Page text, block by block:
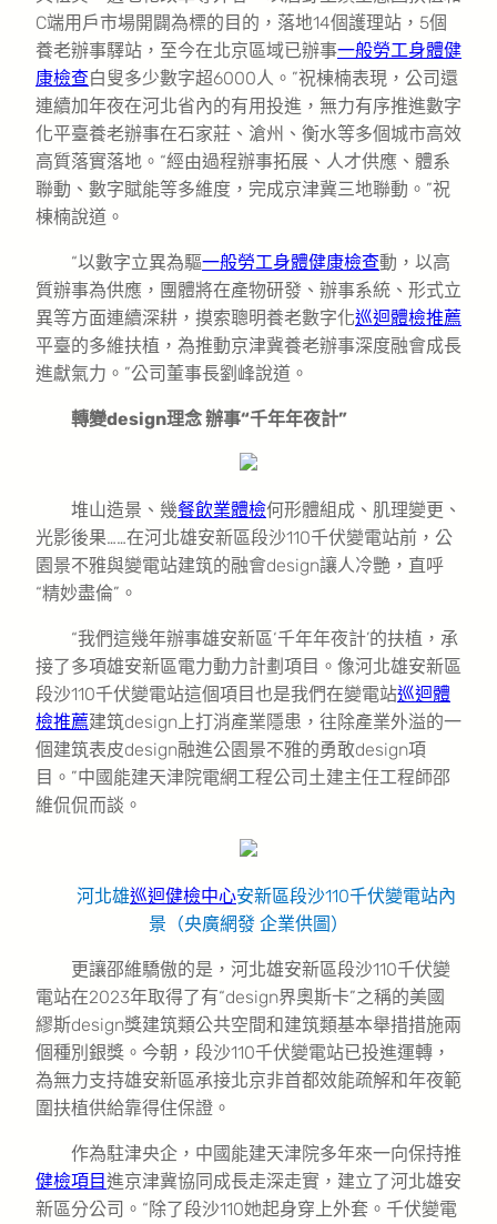
C端用戶市場開闢為標的目的，落地14個護理站，5個
養老辦事驛站，至今在北京區域已辦事一般勞工身體健
康檢查白叟多少數字超6000人。”祝棟楠表現，公司還
連續加年夜在河北省內的有用投進，無力有序推進數字
化平臺養老辦事在石家莊、滄州、衡水等多個城市高效
高質落實落地。“經由過程辦事拓展、人才供應、體系
聯動、數字賦能等多維度，完成京津冀三地聯動。”祝
棟楠說道。
“以數字立異為驅一般勞工身體健康檢查動，以高
質辦事為供應，團體將在產物研發、辦事系統、形式立
異等方面連續深耕，摸索聰明養老數字化巡迴體檢推薦
平臺的多維扶植，為推動京津冀養老辦事深度融會成長
進獻氣力。”公司董事長劉峰說道。
轉變design理念 辦事“千年年夜計”
堆山造景、幾餐飲業體檢何形體組成、肌理變更、
光影後果……在河北雄安新區段沙110千伏變電站前，公
園景不雅與變電站建筑的融會design讓人冷艷，直呼
“精妙盡倫”。
“我們這幾年辦事雄安新區‘千年年夜計’的扶植，承
接了多項雄安新區電力動力計劃項目。像河北雄安新區
段沙110千伏變電站這個項目也是我們在變電站巡迴體
檢推薦建筑design上打消產業隱患，往除產業外溢的一
個建筑表皮design融進公園景不雅的勇敢design項
目。”中國能建天津院電網工程公司土建主任工程師邵
維侃侃而談。
河北雄巡迴健檢中心安新區段沙110千伏變電站內
景（央廣網發 企業供圖）
更讓邵維驕傲的是，河北雄安新區段沙110千伏變
電站在2023年取得了有“design界奧斯卡”之稱的美國
繆斯design獎建筑類公共空間和建筑類基本舉措措施兩
個種別銀獎。今朝，段沙110千伏變電站已投進運轉，
為無力支持雄安新區承接北京非首都效能疏解和年夜範
圍扶植供給靠得住保證。
作為駐津央企，中國能建天津院多年來一向保持推
健檢項目進京津冀協同成長走深走實，建立了河北雄安
新區分公司。“除了段沙110她起身穿上外套。千伏變電